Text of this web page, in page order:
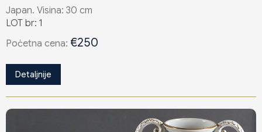
Japan. Visina: 30 cm
LOT br: 1
Poċetna cena: €250
Detaljnije